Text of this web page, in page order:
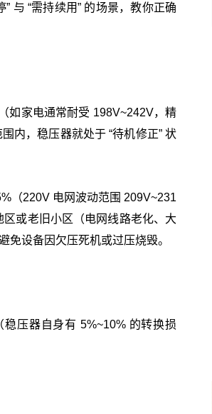
与 “需持续用” 的场景，教你正确
如家电通常耐受 198V~242V，精
内，稳压器就处于 “待机修正” 状
（220V 电网波动范围 209V~231
或老旧小区（电网线路老化、大
设备因欠压死机或过压烧毁。
压器自身有 5%~10% 的转换损